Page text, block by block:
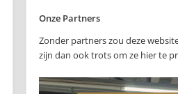
Onze Partners
Zonder partners zou deze
zijn dan ook trots om ze hier te